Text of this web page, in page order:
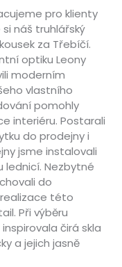
pro klienty
náš truhlářský
za Třebíčí.
optiku Leony
moderním
vlastního
pomohly
interiéru. Postarali
do prodejny i
jsme instalovali
lednicí. Nezbytné
do
této
Při výběru
čirá skla
a jejich jasně